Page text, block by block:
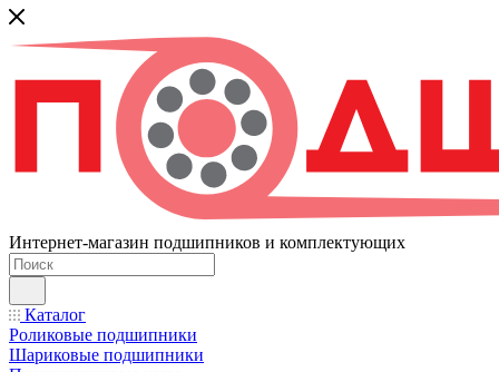
Интернет-магазин подшипников и комплектующих
Каталог
Роликовые подшипники
Шариковые подшипники